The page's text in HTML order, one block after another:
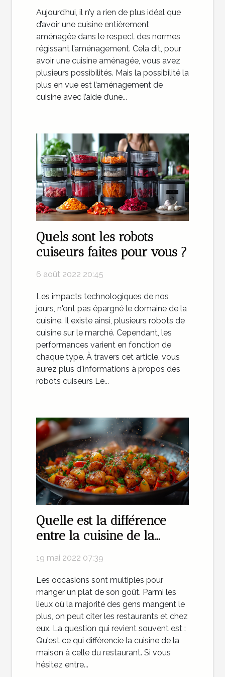
Aujourd’hui, il n’y a rien de plus idéal que
d’avoir une cuisine entièrement
aménagée dans le respect des normes
régissant l’aménagement. Cela dit, pour
avoir une cuisine aménagée, vous avez
plusieurs possibilités. Mais la possibilité la
plus en vue est l’aménagement de
cuisine avec l’aide d’une...
Quels sont les robots
cuiseurs faites pour vous ?
6 août 2022 20:45
Les impacts technologiques de nos
jours, n'ont pas épargné le domaine de la
cuisine. Il existe ainsi, plusieurs robots de
cuisine sur le marché. Cependant, les
performances varient en fonction de
chaque type. À travers cet article, vous
aurez plus d'informations à propos des
robots cuiseurs Le...
Quelle est la différence
entre la cuisine de la
maison et la cuisine du
restaurant ?
19 mai 2022 07:39
Les occasions sont multiples pour
manger un plat de son goût. Parmi les
lieux où la majorité des gens mangent le
plus, on peut citer les restaurants et chez
eux. La question qui revient souvent est :
Qu'est ce qui différencie la cuisine de la
maison à celle du restaurant. Si vous
hésitez entre...